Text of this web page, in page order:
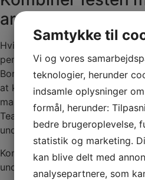
arrangement
Hvis du ønsker en anderledes
perfekte lokation til dig. Ved
Borgerforeningen Svendborg
at kombinere spændende
man en fed koncert, festlige
Teatersalen eller et
under et tag.
Kontakt os for at høre mere om
underholdning.
Samtykke til
Vi og vores
teknologier, herunder
indsamle oplysninger
formål, herunder:
bedre brugeroplevelse,
statistik og marketing.
kan blive delt med
analysepartnere, som